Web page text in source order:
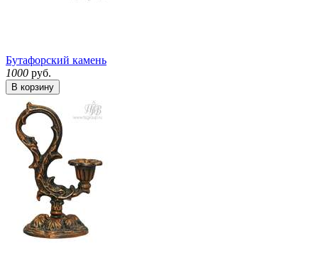
Бутафорский камень
1000 руб.
В корзину